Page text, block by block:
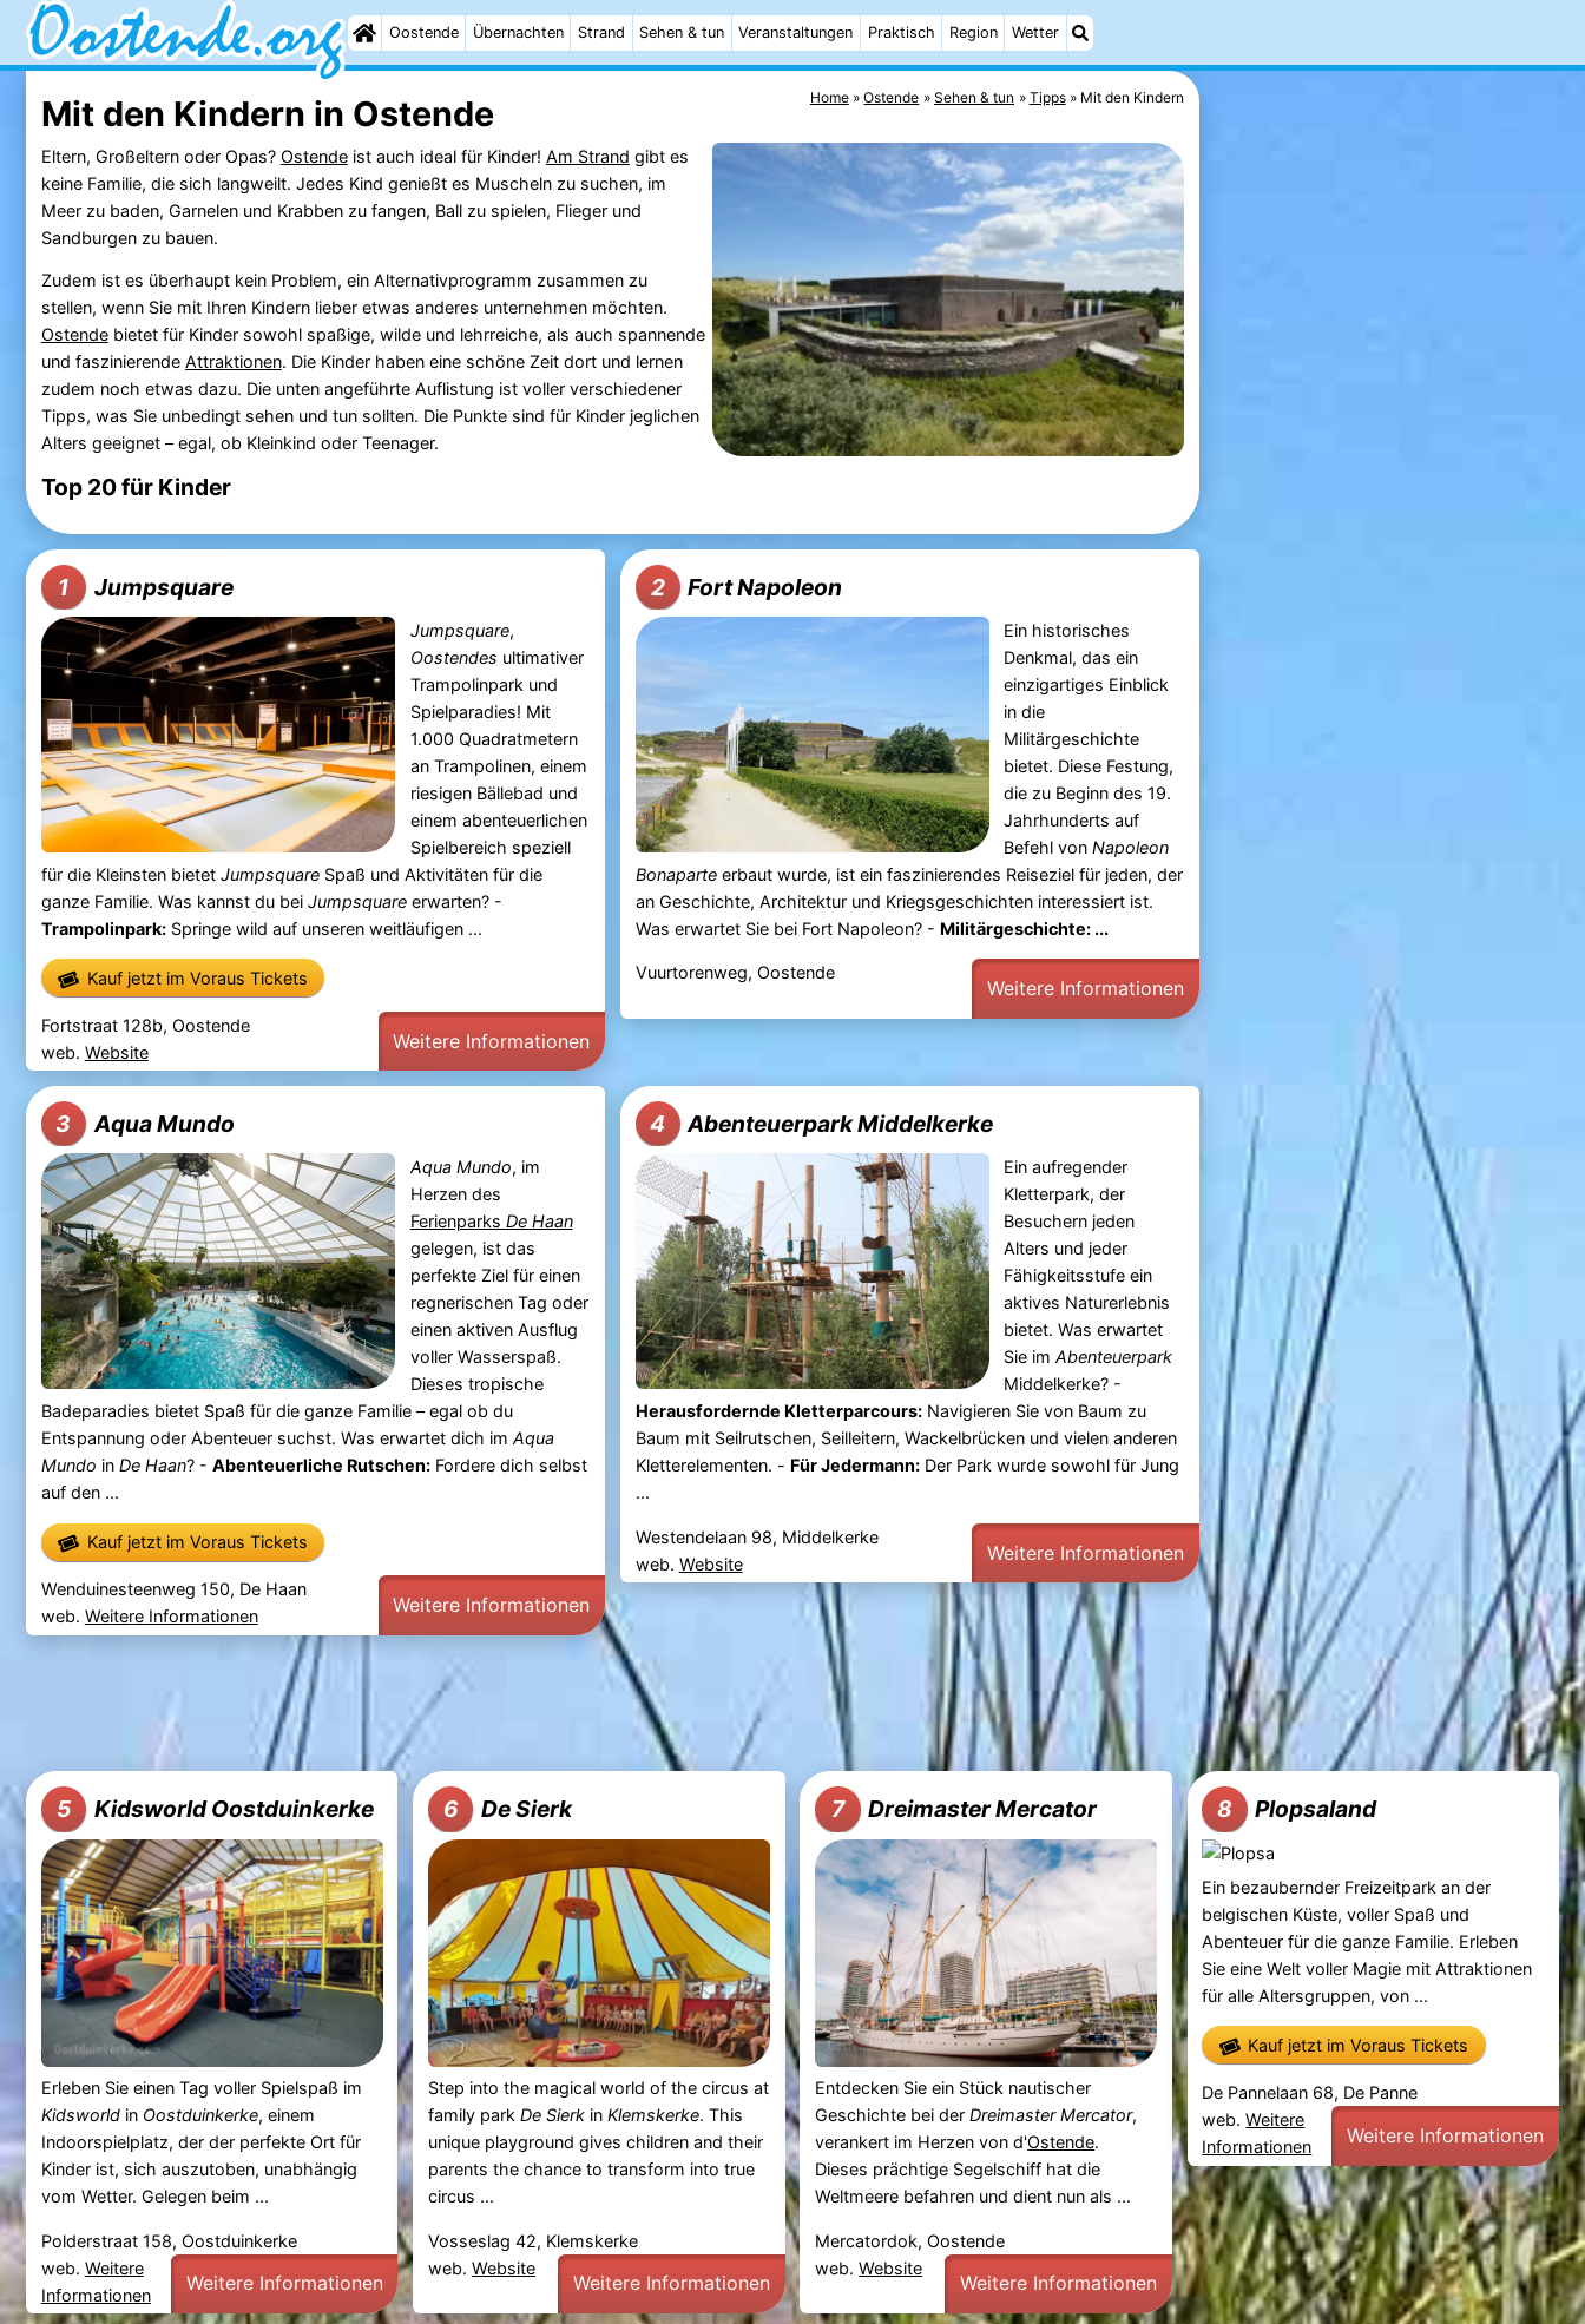
Oostende Übernachten Strand Sehen & tun Veranstaltungen Praktisch Region Wetter
Home Ostende Sehen & tun Tipps Mit den Kindern
Mit den Kindern in Ostende
Eltern, Großeltern oder Opas? Ostendeist auch ideal für Kinder! Am Strand gibt es
keine Familie, die sich langweilt. Jedes Kind genießt es Muscheln zu suchen, im
Meer zu baden, Garnelen und Krabben zu fangen, Ball zu spielen, Flieger und
Sandburgen zu bauen.
Zudem ist es überhaupt kein Problem, ein Alternativprogramm zusammen zu
stellen, wenn Sie mit Ihren Kindern lieber etwas anderes unternehmen möchten.
Ostendebietet für Kinder sowohl spaßige, wilde und lehrreiche, als auch spannende
und faszinierende Attraktionen. Die Kinder haben eine schöne Zeit dort und lernen
zudem noch etwas dazu. Die unten angeführte Auflistung ist voller verschiedener
Tipps, was Sie unbedingt sehen und tun sollten. Die Punkte sind für Kinder jeglichen
Alters geeignet – egal, ob Kleinkind oder Teenager.
Top 20 für Kinder
1 Jumpsquare
Jumpsquare,
Oostendes ultimativer
Trampolinpark und
Spielparadies! Mit
1.000 Quadratmetern
an Trampolinen, einem
riesigen Bällebad und
einem abenteuerlichen
Spielbereich speziell
für die Kleinsten bietet JumpsquareSpaß und Aktivitäten für die
ganze Familie. Was kannst du bei Jumpsquareerwarten? -
Trampolinpark:Springe wild auf unseren weitläufigen ...
Kauf jetzt im Voraus Tickets
Fortstraat 128b, Oostende
web. Website Weitere Informationen
2 Fort Napoleon
Ein historisches
Denkmal, das ein
einzigartiges Einblick
in die
Militärgeschichte
bietet. Diese Festung,
die zu Beginn des 19.
Jahrhunderts auf
Befehl vonNapoleon
Bonaparteerbaut wurde, ist ein faszinierendes Reiseziel für jeden, der
an Geschichte, Architektur und Kriegsgeschichten interessiert ist.
Was erwartet Sie bei Fort Napoleon? - Militärgeschichte: ...
Vuurtorenweg, Oostende
Weitere Informationen
3 Aqua Mundo
Aqua Mundo, im
Herzen des
Ferienparks De Haan
gelegen, ist das
perfekte Ziel für einen
regnerischen Tag oder
einen aktiven Ausflug
voller Wasserspaß.
Dieses tropische
Badeparadies bietet Spaß für die ganze Familie – egal ob du
Entspannung oder Abenteuer suchst. Was erwartet dich im Aqua
Mundo in De Haan? - Abenteuerliche Rutschen:Fordere dich selbst
auf den ...
Kauf jetzt im Voraus Tickets
Wenduinesteenweg 150, De Haan
web. Weitere Informationen Weitere Informationen
4 Abenteuerpark Middelkerke
Ein aufregender
Kletterpark, der
Besuchern jeden
Alters und jeder
Fähigkeitsstufe ein
aktives Naturerlebnis
bietet. Was erwartet
Sie imAbenteuerpark
Middelkerke? -
Herausfordernde Kletterparcours:Navigieren Sie von Baum zu
Baum mit Seilrutschen, Seilleitern, Wackelbrücken und vielen anderen
Kletterelementen. - Für Jedermann:Der Park wurde sowohl für Jung
...
Westendelaan 98, Middelkerke
web. Website Weitere Informationen
5 Kidsworld Oostduinkerke
Erleben Sie einen Tag voller Spielspaß im
Kidsworldin Oostduinkerke, einem
Indoorspielplatz, der der perfekte Ort für
Kinder ist, sich auszutoben, unabhängig
vom Wetter. Gelegen beim ...
Polderstraat 158, Oostduinkerke
web. Weitere
Informationen
Weitere Informationen
6 De Sierk
Step into the magical world of the circus at
family park De Sierkin Klemskerke. This
unique playground gives children and their
parents the chance to transform into true
circus ...
Vosseslag 42, Klemskerke
web. Website
Weitere Informationen
7 Dreimaster Mercator
Entdecken Sie ein Stück nautischer
Geschichte bei derDreimaster Mercator,
verankert im Herzen von d'Ostende.
Dieses prächtige Segelschiff hat die
Weltmeere befahren und dient nun als ...
Mercatordok, Oostende
web.Website
Weitere Informationen
8 Plopsaland
Ein bezaubernder Freizeitpark an der
belgischen Küste, voller Spaß und
Abenteuer für die ganze Familie. Erleben
Sie eine Welt voller Magie mit Attraktionen
für alle Altersgruppen, von ...
Kauf jetzt im Voraus Tickets
De Pannelaan 68, De Panne
web.Weitere
Informationen
Weitere Informationen